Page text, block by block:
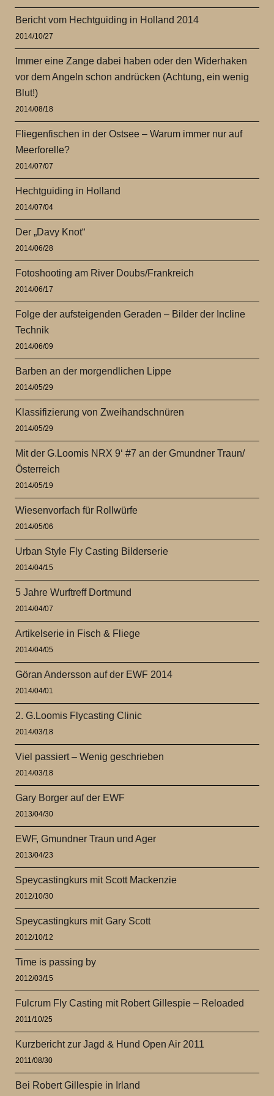
Bericht vom Hechtguiding in Holland 2014
2014/10/27
Immer eine Zange dabei haben oder den Widerhaken
vor dem Angeln schon andrücken (Achtung, ein wenig
Blut!)
2014/08/18
Fliegenfischen in der Ostsee – Warum immer nur auf
Meerforelle?
2014/07/07
Hechtguiding in Holland
2014/07/04
Der „Davy Knot“
2014/06/28
Fotoshooting am River Doubs/Frankreich
2014/06/17
Folge der aufsteigenden Geraden – Bilder der Incline
Technik
2014/06/09
Barben an der morgendlichen Lippe
2014/05/29
Klassifizierung von Zweihandschnüren
2014/05/29
Mit der G.Loomis NRX 9‘ #7 an der Gmundner Traun/
Österreich
2014/05/19
Wiesenvorfach für Rollwürfe
2014/05/06
Urban Style Fly Casting Bilderserie
2014/04/15
5 Jahre Wurftreff Dortmund
2014/04/07
Artikelserie in Fisch & Fliege
2014/04/05
Göran Andersson auf der EWF 2014
2014/04/01
2. G.Loomis Flycasting Clinic
2014/03/18
Viel passiert – Wenig geschrieben
2014/03/18
Gary Borger auf der EWF
2013/04/30
EWF, Gmundner Traun und Ager
2013/04/23
Speycastingkurs mit Scott Mackenzie
2012/10/30
Speycastingkurs mit Gary Scott
2012/10/12
Time is passing by
2012/03/15
Fulcrum Fly Casting mit Robert Gillespie – Reloaded
2011/10/25
Kurzbericht zur Jagd & Hund Open Air 2011
2011/08/30
Bei Robert Gillespie in Irland